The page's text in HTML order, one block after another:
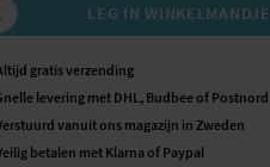
LEG IN WINKELMANDJE
gratis verzending
levering met DHL, Budbee of Postnord
vanuit ons magazijn in Zweden
betalen met Klarna of Paypal